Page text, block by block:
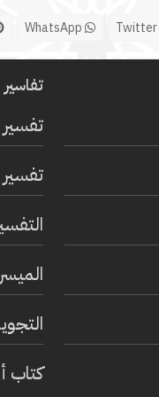
Twitter
تفسير
كتاب